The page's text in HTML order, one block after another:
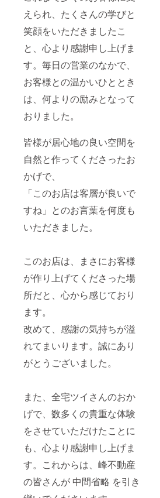
えられ、たくさんの学びと
笑顔をいただきましたこ
と、心より感謝申し上げま
す。毎日の営業のなかで、
お客様との温かいひととき
は、何よりの励みとなって
おりました。
皆様が居心地の良い空間を
自然と作ってくださったお
かげで、
「このお店は客層が良いで
すね」とのお言葉を何度も
いただきました。
このお店は、まさにお客様
が作り上げてくださった場
所だと、心から感じており
ます。
改めて、感謝の気持ちが溢
れてまいります。誠にあり
がとうございました。
また、全宅ツイさんのおか
げで、数多くの貴重な体験
をさせていただけたことに
も、心より感謝申し上げま
す。これからは、峰不動産
の皆さんが 中間省略 を引き